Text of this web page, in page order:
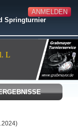
ANMELDEN
Springturnier